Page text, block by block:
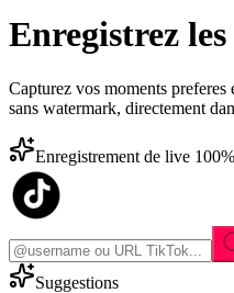
Enregistrez les
Capturez vos moments
sans watermark, directement
Enregistrement de live
Suggestions